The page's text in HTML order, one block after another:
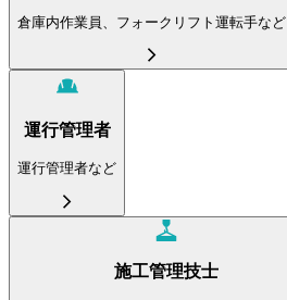
倉庫内作業員、フォークリフト運転手など
運行管理者
運行管理者など
施工管理技士